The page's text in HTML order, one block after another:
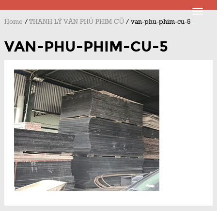
Home /THANH LÝ VÁN PHỦ PHIM CŨ / van-phu-phim-cu-5
VAN-PHU-PHIM-CU-5